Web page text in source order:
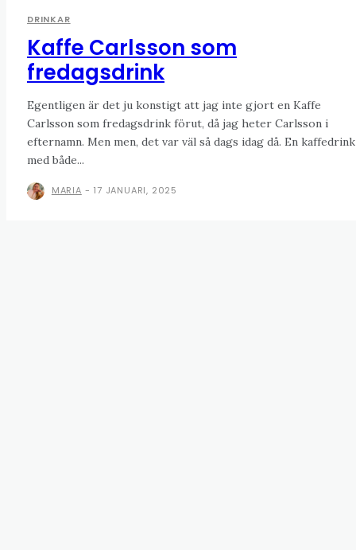
DRINKAR
Kaffe Carlsson som
fredagsdrink
Egentligen är det ju konstigt att jag inte gjort en Kaffe
Carlsson som fredagsdrink förut, då jag heter Carlsson i
efternamn. Men men, det var väl så dags idag då. En kaffedrink
med både...
MARIA - 17 JANUARI, 2025